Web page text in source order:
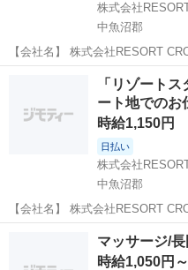
株式会社
中魚沼郡
【会社名】 株式会社RESORT CROSS 【キャッチ】 「リゾ
ッフ」非日常を味わえるリゾート
料GET！履歴書来社不要でらくらく！ 【コメント】 ＼新規
100名以上の大募...
中魚沼郡 ホテル
「リゾート
ート地での
時給1,150円
日払い
株式会社
中魚沼郡
【会社名】 株式会社RESORT CROSS 【キャッチ】 「リゾ
ッフ」非日常を味わえるリゾート
お給料日に！来社×履歴書いらずでらくちん！ 【コ
タッフ100名以上...
ホテル
マッサージ/
時給1,050円